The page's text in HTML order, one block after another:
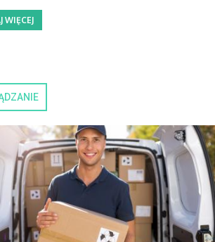
WIĘCEJ